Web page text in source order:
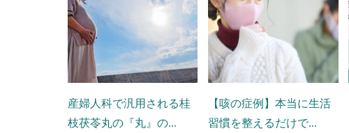
産婦人科で汎用される桂
枝茯苓丸の『丸』の...
【咳の症例】本当に生活
習慣を整えるだけで...